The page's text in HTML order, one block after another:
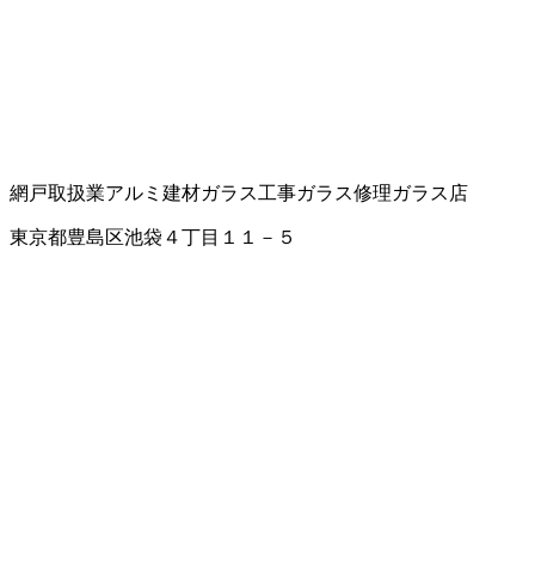
網戸取扱業アルミ建材ガラス工事ガラス修理ガラス店
東京都豊島区池袋４丁目１１－５